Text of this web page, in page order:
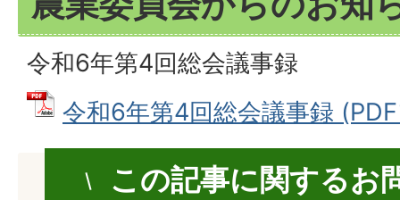
令和6年第4回総会議事録
令和6年第4回総会議事録
この記事に関するお